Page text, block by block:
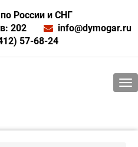
России и СНГ
202
info@dymogar.ru
57-68-24